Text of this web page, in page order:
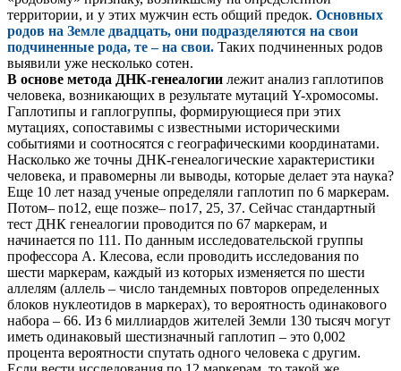
территории, и у этих мужчин есть общий предок. Основных
родов на Земле двадцать, они подразделяются на свои
подчиненные рода, те – на свои. Таких подчиненных родов
выявили уже несколько сотен.
В основе метода ДНК-генеалогии лежит анализ гаплотипов
человека, возникающих в результате мутаций Y-хромосомы.
Гаплотипы и гаплогруппы, формирующиеся при этих
мутациях, сопоставимы с известными историческими
событиями и соотносятся с географическими координатами.
Насколько же точны ДНК-генеалогические характеристики
человека, и правомерны ли выводы, которые делает эта наука?
Еще 10 лет назад ученые определяли гаплотип по 6 маркерам.
Потом– по12, еще позже– по17, 25, 37. Сейчас стандартный
тест ДНК генеалогии проводится по 67 маркерам, и
начинается по 111. По данным исследовательской группы
профессора А. Клесова, если проводить исследования по
шести маркерам, каждый из которых изменяется по шести
аллелям (аллель – число тандемных повторов определенных
блоков нуклеотидов в маркерах), то вероятность одинакового
набора – 66. Из 6 миллиардов жителей Земли 130 тысяч могут
иметь одинаковый шестизначный гаплотип – это 0,002
процента вероятности спутать одного человека с другим.